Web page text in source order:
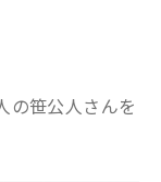
の笹公人さんを